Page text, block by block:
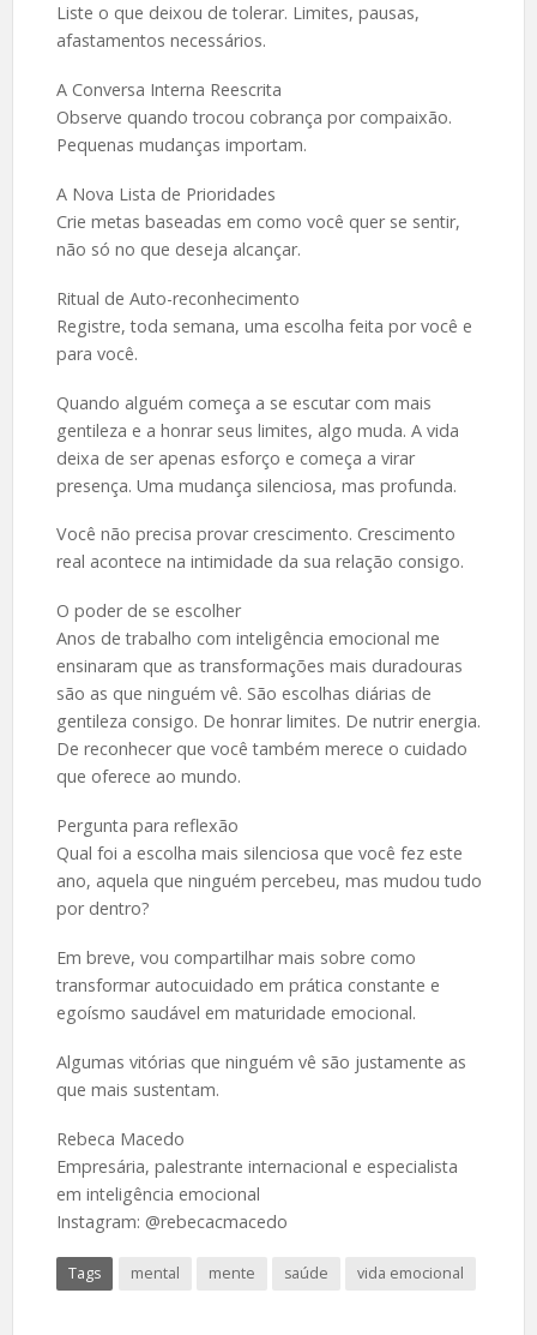
Liste o que deixou de tolerar. Limites, pausas,
afastamentos necessários.
A Conversa Interna Reescrita
Observe quando trocou cobrança por compaixão.
Pequenas mudanças importam.
A Nova Lista de Prioridades
Crie metas baseadas em como você quer se sentir,
não só no que deseja alcançar.
Ritual de Auto-reconhecimento
Registre, toda semana, uma escolha feita por você e
para você.
Quando alguém começa a se escutar com mais
gentileza e a honrar seus limites, algo muda. A vida
deixa de ser apenas esforço e começa a virar
presença. Uma mudança silenciosa, mas profunda.
Você não precisa provar crescimento. Crescimento
real acontece na intimidade da sua relação consigo.
O poder de se escolher
Anos de trabalho com inteligência emocional me
ensinaram que as transformações mais duradouras
são as que ninguém vê. São escolhas diárias de
gentileza consigo. De honrar limites. De nutrir energia.
De reconhecer que você também merece o cuidado
que oferece ao mundo.
Pergunta para reflexão
Qual foi a escolha mais silenciosa que você fez este
ano, aquela que ninguém percebeu, mas mudou tudo
por dentro?
Em breve, vou compartilhar mais sobre como
transformar autocuidado em prática constante e
egoísmo saudável em maturidade emocional.
Algumas vitórias que ninguém vê são justamente as
que mais sustentam.
Rebeca Macedo
Empresária, palestrante internacional e especialista
em inteligência emocional
Instagram: @rebecacmacedo
Tags mental mente saúde vida emocional